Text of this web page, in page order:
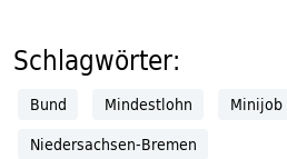
Schlagwörter:
Bund Mindestlohn Minijob
Niedersachsen-Bremen